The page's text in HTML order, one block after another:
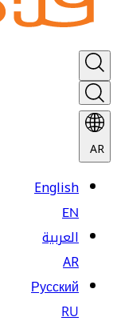
AR
English
EN
العربية
AR
Русский
RU